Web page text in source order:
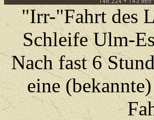
"Irr-"Fahrt des
Schleife Ulm-
Nach fast 6
eine